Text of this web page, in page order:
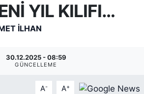
YIL KILIFI…
İLHAN
30.12.2025 - 08:59
GÜNCELLEME
A- A+